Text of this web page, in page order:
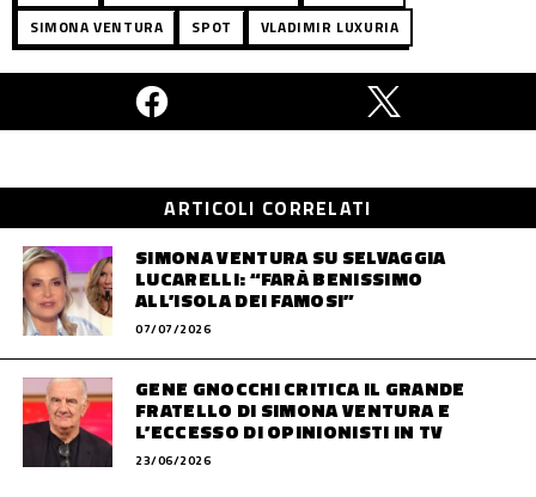
SIMONA VENTURA
SPOT VLADIMIR LUXURIA
ARTICOLI CORRELATI
SIMONA VENTURA SU SELVAGGIA
LUCARELLI: “FARÀ BENISSIMO
ALL’ISOLA DEI FAMOSI”
07/07/2026
GENE GNOCCHI CRITICA IL GRANDE
FRATELLO DI SIMONA VENTURA E
L’ECCESSO DI OPINIONISTI IN TV
23/06/2026